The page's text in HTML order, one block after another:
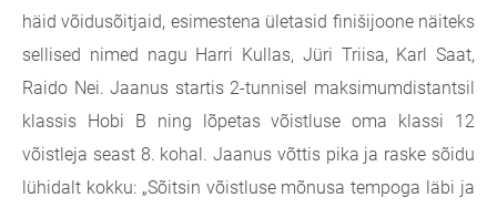
häid võidusõitjaid, esimestena ületasid finišijoone näiteks
sellised nimed nagu Harri Kullas, Jüri Triisa, Karl Saat,
Raido Nei. Jaanus startis 2-tunnisel maksimumdistantsil
klassis Hobi B ning lõpetas võistluse oma klassi 12
võistleja seast 8. kohal. Jaanus võttis pika ja raske sõidu
lühidalt kokku: „Sõitsin võistluse mõnusa tempoga läbi ja